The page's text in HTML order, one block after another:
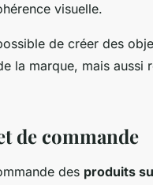
visuelle.
de créer des
la marque, mais aussi
de commande
des produits